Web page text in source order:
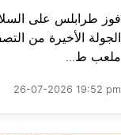
الجولة الأخيرة من
ملعب ط...
26-07-2026 19:52 pm